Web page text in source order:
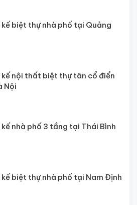
biệt thự nhà phố tại Quảng
nội thất biệt thự tân cổ điển
Nội
nhà phố 3 tầng tại Thái Bình
biệt thự nhà phố tại Nam Định